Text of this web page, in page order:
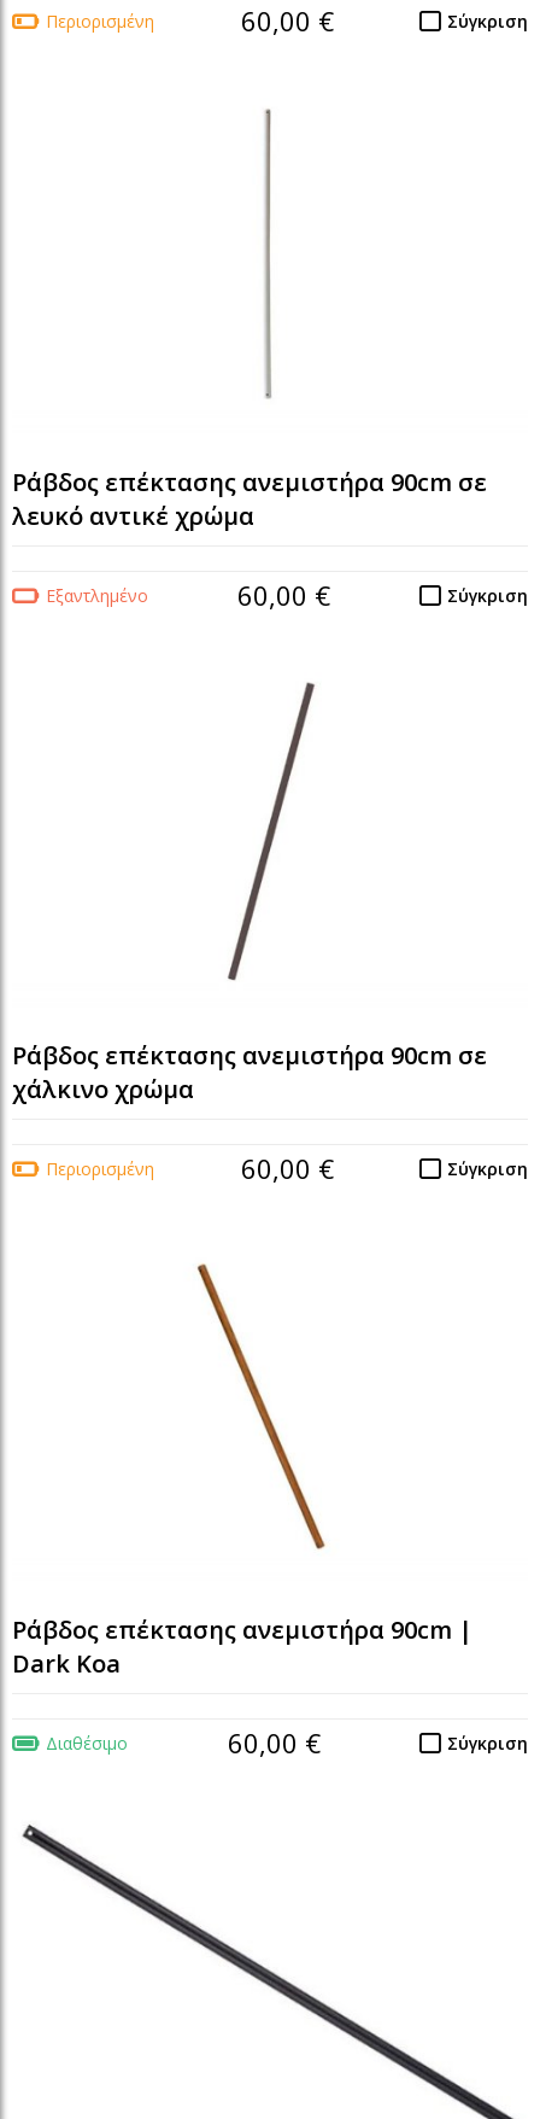
Περιορισμένη Σύγκριση
60,00 €
Ράβδος επέκτασης ανεμιστήρα 90cm σε
λευκό αντικέ χρώμα
Εξαντλημένο Σύγκριση
60,00 €
Ράβδος επέκτασης ανεμιστήρα 90cm σε
χάλκινο χρώμα
Περιορισμένη Σύγκριση
60,00 €
Ράβδος επέκτασης ανεμιστήρα 90cm |
Dark Koa
Διαθέσιμο Σύγκριση
60,00 €